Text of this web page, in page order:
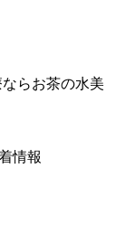
らお茶の水美
情報